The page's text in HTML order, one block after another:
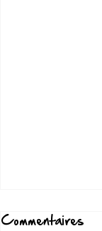
Commentaires